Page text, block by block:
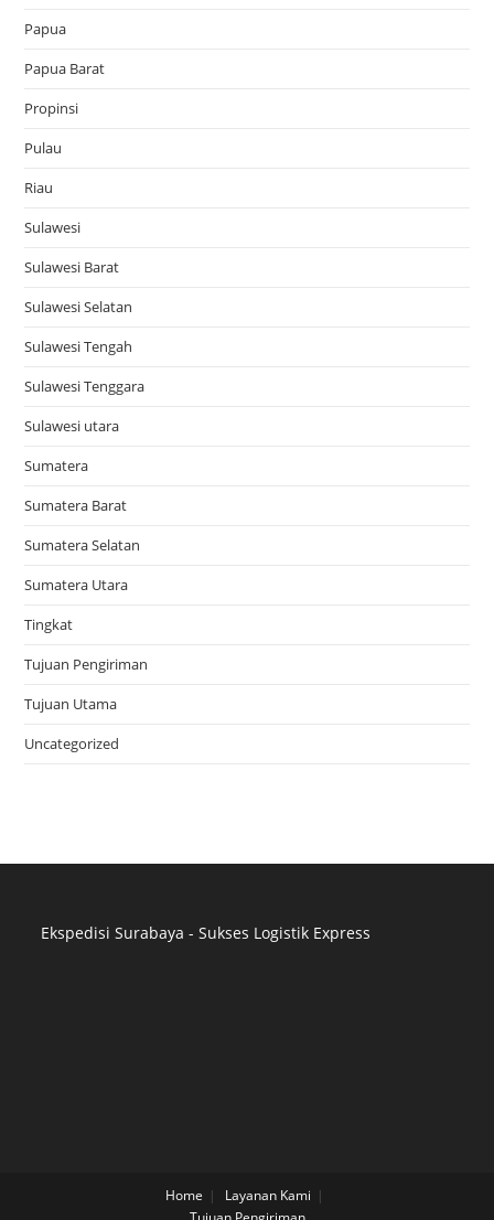
Papua
Papua Barat
Propinsi
Pulau
Riau
Sulawesi
Sulawesi Barat
Sulawesi Selatan
Sulawesi Tengah
Sulawesi Tenggara
Sulawesi utara
Sumatera
Sumatera Barat
Sumatera Selatan
Sumatera Utara
Tingkat
Tujuan Pengiriman
Tujuan Utama
Uncategorized
Ekspedisi Surabaya - Sukses Logistik Express
Jasa Konveksi Seragam Surabaya
Home
Layanan Kami